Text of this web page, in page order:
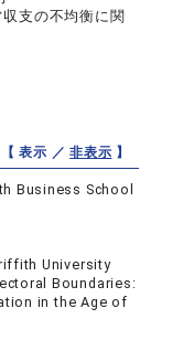
支の不均衡に関
【 表示 ／非表示 】
Business School
University
Boundaries:
in the Age of